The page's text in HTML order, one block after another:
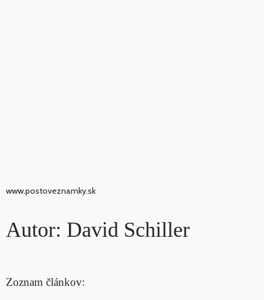
www.postoveznamky.sk
Autor: David Schiller
Zoznam článkov: